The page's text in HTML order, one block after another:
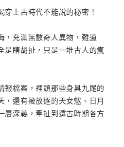
上古時代不能說的秘密！
，充滿無數奇人異物，難道
是瞎胡扯，只是一堆古人的瘋
報檔案，裡頭那些身具九尾的
，還有被放逐的天女魃、日月
深義，牽扯到遠古時期各方